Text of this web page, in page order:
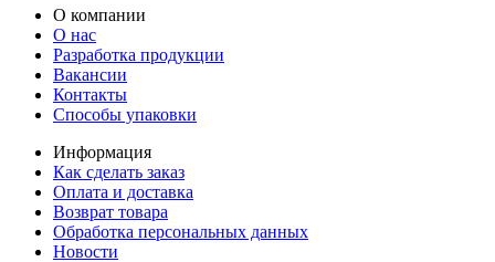
О компании
О нас
Разработка продукции
Вакансии
Контакты
Способы упаковки
Информация
Как сделать заказ
Оплата и доставка
Возврат товара
Обработка персональных данных
Новости